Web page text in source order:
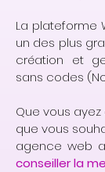
La plateforme
un des plus
création et
sans codes
Que vous
que vous
agence web
conseiller la